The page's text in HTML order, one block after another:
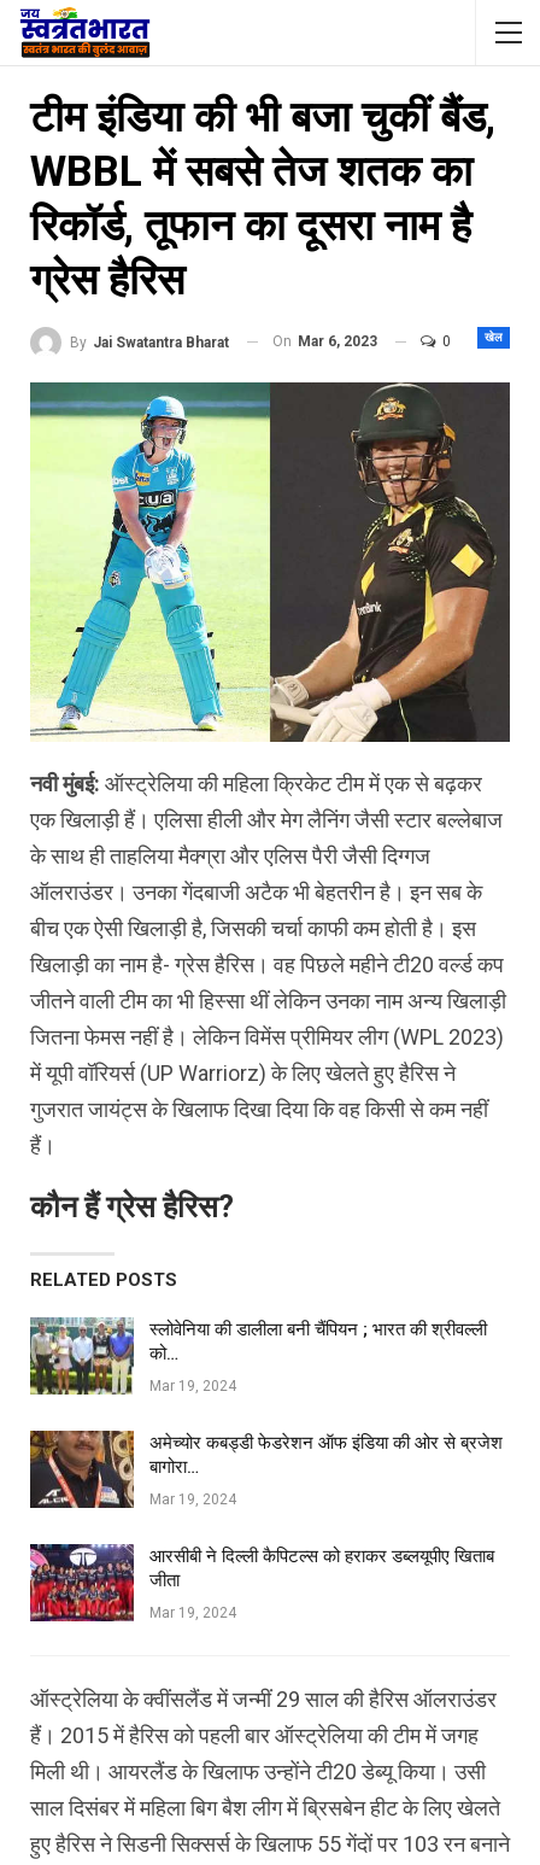
टीम इंडिया की भी बजा चुकीं बैंड,
WBBL में सबसे तेज शतक का
रिकॉर्ड, तूफान का दूसरा नाम है
ग्रेस हैरिस
खेल
By Jai Swatantra Bharat On Mar 6, 2023 0
नवी मुंबई: ऑस्ट्रेलिया की महिला क्रिकेट टीम में एक से बढ़कर
एक खिलाड़ी हैं। एलिसा हीली और मेग लैनिंग जैसी स्टार बल्लेबाज
के साथ ही ताहलिया मैक्ग्रा और एलिस पैरी जैसी दिग्गज
ऑलराउंडर। उनका गेंदबाजी अटैक भी बेहतरीन है। इन सब के
बीच एक ऐसी खिलाड़ी है, जिसकी चर्चा काफी कम होती है। इस
खिलाड़ी का नाम है- ग्रेस हैरिस। वह पिछले महीने टी20 वर्ल्ड कप
जीतने वाली टीम का भी हिस्सा थीं लेकिन उनका नाम अन्य खिलाड़ी
जितना फेमस नहीं है। लेकिन विमेंस प्रीमियर लीग (WPL 2023)
में यूपी वॉरियर्स (UP Warriorz) के लिए खेलते हुए हैरिस ने
गुजरात जायंट्स के खिलाफ दिखा दिया कि वह किसी से कम नहीं
हैं।
कौन हैं ग्रेस हैरिस?
RELATED POSTS
स्लोवेनिया की डालीला बनी चैंपियन ; भारत की श्रीवल्ली
को…
Mar 19, 2024
अमेच्योर कबड्डी फेडरेशन ऑफ इंडिया की ओर से ब्रजेश
बागोरा…
Mar 19, 2024
आरसीबी ने दिल्ली कैपिटल्स को हराकर डब्लयूपीए खिताब
जीता
Mar 19, 2024
ऑस्ट्रेलिया के क्वींसलैंड में जन्मीं 29 साल की हैरिस ऑलराउंडर
हैं। 2015 में हैरिस को पहली बार ऑस्ट्रेलिया की टीम में जगह
मिली थी। आयरलैंड के खिलाफ उन्होंने टी20 डेब्यू किया। उसी
साल दिसंबर में महिला बिग बैश लीग में ब्रिसबेन हीट के लिए खेलते
हुए हैरिस ने सिडनी सिक्सर्स के खिलाफ 55 गेंदों पर 103 रन बनाने